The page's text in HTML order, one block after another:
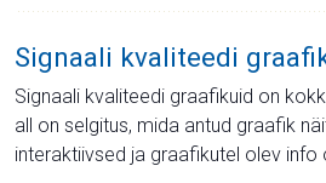
Signaali kvaliteedi
Signaali kvaliteedi graafikuid on
all on selgitus, mida antud graafik
interaktiivsed ja graafikutel olev info